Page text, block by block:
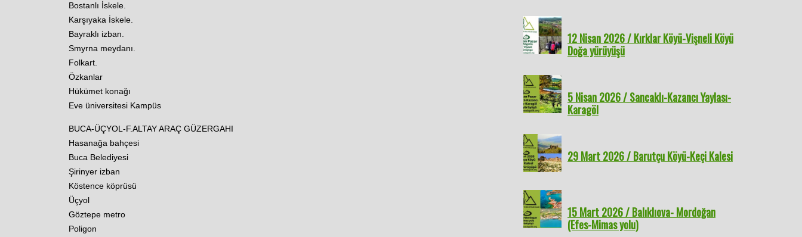
Bostanlı İskele.
Karşıyaka İskele.
Bayraklı izban.
Smyrna meydanı.
Folkart.
Özkanlar
Hükümet konağı
Eve üniversitesi Kampüs
BUCA-ÜÇYOL-F.ALTAY ARAÇ GÜZERGAHI
Hasanağa bahçesi
Buca Belediyesi
Şirinyer izban
Köstence köprüsü
Üçyol
Göztepe metro
Poligon
12 Nisan 2026 / Kırklar Köyü-Vişneli Köyü
Doğa yürüyüşü
5 Nisan 2026 / Sancaklı-Kazancı Yaylası-
Karagöl
29 Mart 2026 / Barutçu Köyü-Keçi Kalesi
15 Mart 2026 / Balıklıova- Mordoğan
(Efes-Mimas yolu)